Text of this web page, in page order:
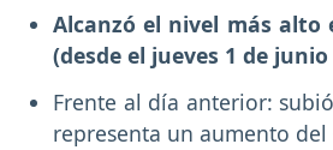
Alcanzó el nivel más alto
(desde el jueves 1 de junio
Frente al día anterior:
representa un aumento del